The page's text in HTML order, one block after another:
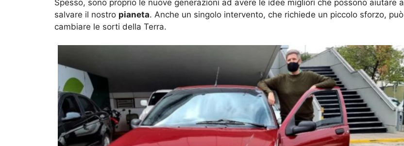
Spesso, sono proprio le nuove generazioni ad avere le idee migliori che possono aiutare a
salvare il nostro pianeta. Anche un singolo intervento, che richiede un piccolo sforzo, può
cambiare le sorti della Terra.